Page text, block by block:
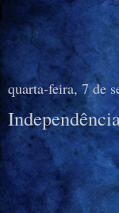
quarta-feira, 7 de